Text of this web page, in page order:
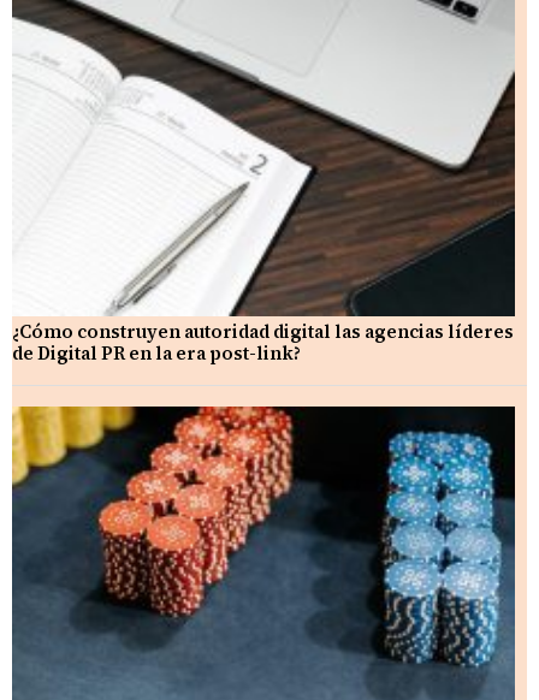
¿Cómo construyen autoridad digital las agencias líderes
de Digital PR en la era post-link?